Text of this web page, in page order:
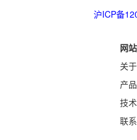
沪ICP备
网
关
产
技
联